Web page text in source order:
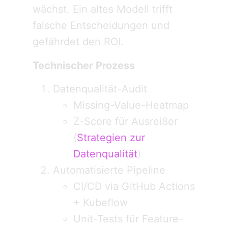
wächst. Ein altes Modell trifft
falsche Entscheidungen und
gefährdet den ROI.
Technischer Prozess
Datenqualität-Audit
Missing-Value-Heatmap
Z-Score für Ausreißer
(Strategien zur
Datenqualität)
Automatisierte Pipeline
CI/CD via GitHub Actions
+ Kubeflow
Unit-Tests für Feature-